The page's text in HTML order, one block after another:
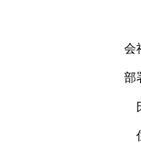
会
部